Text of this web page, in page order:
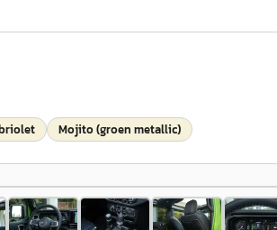
Mojito (groen metallic)